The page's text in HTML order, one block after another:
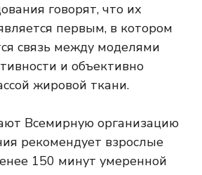
говорят, что их
первым, в котором
связь между моделями
и объективно
жировой ткани.
Всемирную организацию
рекомендует взрослые
150 минут умеренной